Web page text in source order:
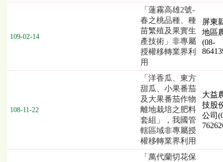
109-02-14
「蓮霧高雄2號-
春之桃品種、種
苗繁殖及果實生
產技術」非專屬
授權移轉業界利
用
屏東
地區
(08-
108-11-22
「洋香瓜、東方
甜瓜、小果番茄
及大果番茄作物
離地栽培之肥料
套組」，我國管
轄區域非專屬授
權移轉業界利用
大益
技股
公司
「萬代蘭切花保